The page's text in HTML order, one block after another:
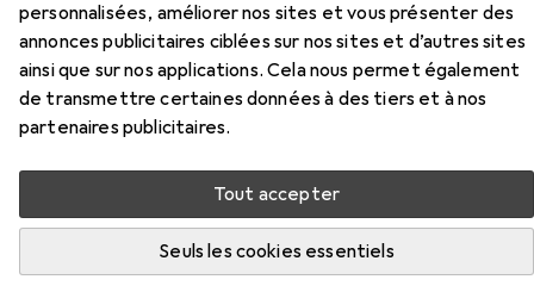
personnalisées, améliorer nos sites et vous présenter des
annonces publicitaires ciblées sur nos sites et d’autres sites
ainsi que sur nos applications. Cela nous permet également
de transmettre certaines données à des tiers et à nos
partenaires publicitaires.
Tout accepter
Seuls les cookies essentiels
Accessoires pour Mee Audio
Casque InEar Pro
Ici, vous trouverez des accessoires compatibles avec le
Adaptateur pour appareils mobiles.
Pertinence
Liste des produits